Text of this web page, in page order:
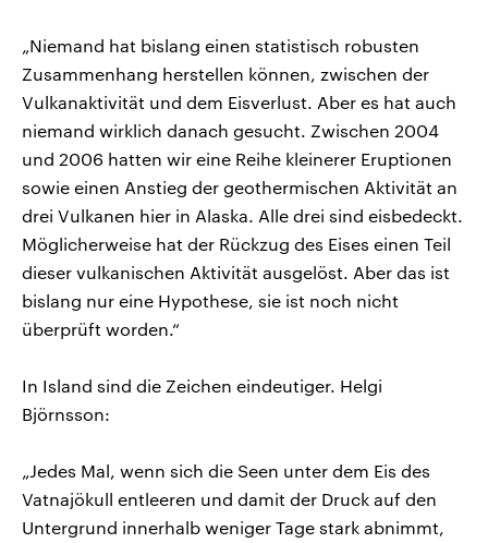
„Niemand hat bislang einen statistisch robusten
Zusammenhang herstellen können, zwischen der
Vulkanaktivität und dem Eisverlust. Aber es hat auch
niemand wirklich danach gesucht. Zwischen 2004
und 2006 hatten wir eine Reihe kleinerer Eruptionen
sowie einen Anstieg der geothermischen Aktivität an
drei Vulkanen hier in Alaska. Alle drei sind eisbedeckt.
Möglicherweise hat der Rückzug des Eises einen Teil
dieser vulkanischen Aktivität ausgelöst. Aber das ist
bislang nur eine Hypothese, sie ist noch nicht
überprüft worden.“
In Island sind die Zeichen eindeutiger. Helgi
Björnsson:
„Jedes Mal, wenn sich die Seen unter dem Eis des
Vatnajökull entleeren und damit der Druck auf den
Untergrund innerhalb weniger Tage stark abnimmt,